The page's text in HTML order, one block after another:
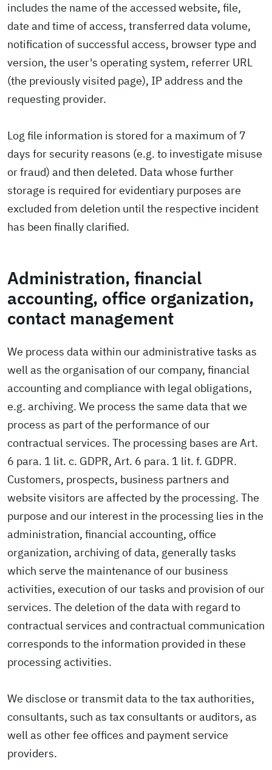
includes the name of the accessed website, file,
date and time of access, transferred data volume,
notification of successful access, browser type and
version, the user's operating system, referrer URL
(the previously visited page), IP address and the
requesting provider.
Log file information is stored for a maximum of 7
days for security reasons (e.g. to investigate misuse
or fraud) and then deleted. Data whose further
storage is required for evidentiary purposes are
excluded from deletion until the respective incident
has been finally clarified.
Administration, financial
accounting, office organization,
contact management
We process data within our administrative tasks as
well as the organisation of our company, financial
accounting and compliance with legal obligations,
e.g. archiving. We process the same data that we
process as part of the performance of our
contractual services. The processing bases are Art.
6 para. 1 lit. c. GDPR, Art. 6 para. 1 lit. f. GDPR.
Customers, prospects, business partners and
website visitors are affected by the processing. The
purpose and our interest in the processing lies in the
administration, financial accounting, office
organization, archiving of data, generally tasks
which serve the maintenance of our business
activities, execution of our tasks and provision of our
services. The deletion of the data with regard to
contractual services and contractual communication
corresponds to the information provided in these
processing activities.
We disclose or transmit data to the tax authorities,
consultants, such as tax consultants or auditors, as
well as other fee offices and payment service
providers.